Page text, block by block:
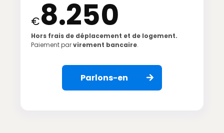
€8.250
Hors frais de déplacement et de logement.
Paiement parvirement bancaire.
Parlons-en